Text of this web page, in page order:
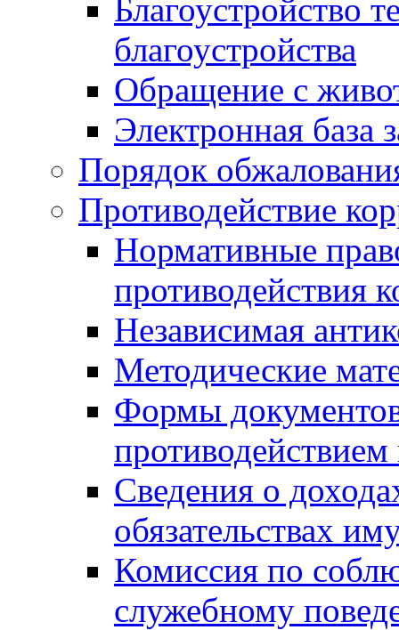
Благоустройство
благоустройства
Обращение с
Электронная база
Порядок
Противодействие
Нормативные
противодействия
Независимая
Методические
Формы
Сведения о
обязательствах
Комиссия по
служебному